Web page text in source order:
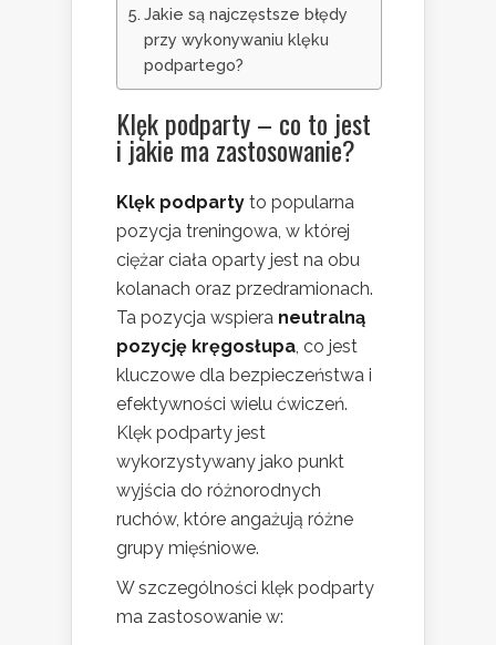
Jakie są najczęstsze błędy
przy wykonywaniu klęku
podpartego?
Klęk podparty – co to jest
i jakie ma zastosowanie?
Klęk podparty to popularna
pozycja treningowa, w której
ciężar ciała oparty jest na obu
kolanach oraz przedramionach.
Ta pozycja wspiera neutralną
pozycję kręgosłupa, co jest
kluczowe dla bezpieczeństwa i
efektywności wielu ćwiczeń.
Klęk podparty jest
wykorzystywany jako punkt
wyjścia do różnorodnych
ruchów, które angażują różne
grupy mięśniowe.
W szczególności klęk podparty
ma zastosowanie w: